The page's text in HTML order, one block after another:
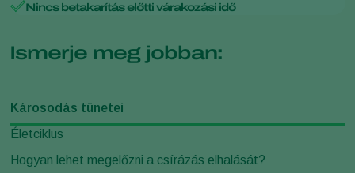
Nincs betakarítás előtti várakozási idő
Ismerje meg jobban:
Károsodás tünetei
Életciklus
Hogyan lehet megelőzni a csírázás elhalását?